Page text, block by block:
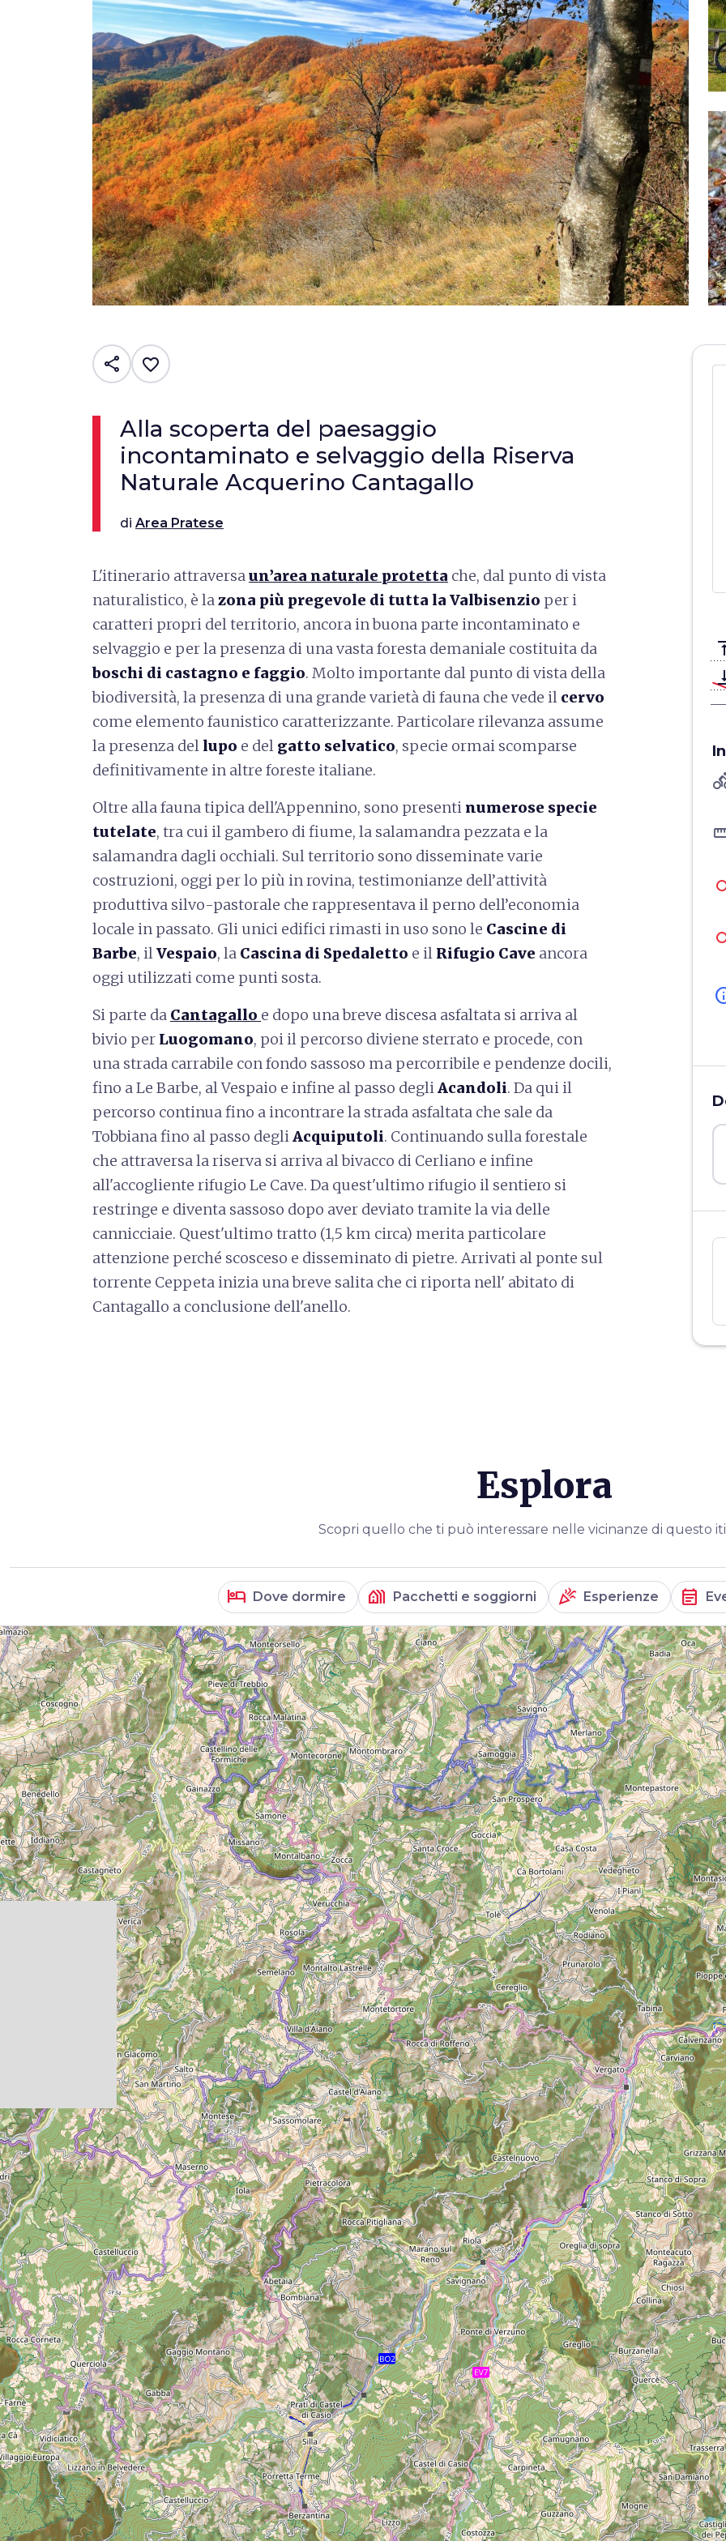
share favorite_border
Alla scoperta del paesaggio
incontaminato e selvaggio della Riserva
Naturale Acquerino Cantagallo
di Area Pratese
L'itinerario attraversaun’area naturale protetta che, dal punto di vista
naturalistico, è lazona più pregevole di tutta la Valbisenzio per i
caratteri propri del territorio, ancora in buona parte incontaminato e
selvaggio e per la presenza di una vasta foresta demaniale costituita da
boschi di castagno e faggio. Molto importante dal punto di vista della
biodiversità, la presenza di una grande varietà di fauna che vede il cervo
come elemento faunistico caratterizzante. Particolare rilevanza assume
la presenza dellupo e del gatto selvatico, specie ormai scomparse
definitivamente in altre foreste italiane.
Oltre alla fauna tipica dell'Appennino, sono presenti numerose specie
tutelate, tra cui il gambero di fiume, la salamandra pezzata e la
salamandra dagli occhiali. Sul territorio sono disseminate varie
costruzioni, oggi per lo più in rovina, testimonianze dell’attività
produttiva silvo-pastorale che rappresentava il perno dell’economia
locale in passato. Gli unici edifici rimasti in uso sono le Cascine di
Barbe, ilVespaio, la Cascina di Spedaletto e il Rifugio Cave ancora
oggi utilizzati come punti sosta.
Si parte da Cantagallo e dopo una breve discesa asfaltata si arriva al
bivio per Luogomano, poi il percorso diviene sterrato e procede, con
una strada carrabile con fondo sassoso ma percorribile e pendenze docili,
fino a Le Barbe, al Vespaio e infine al passo degliAcandoli. Da qui il
percorso continua fino a incontrare la strada asfaltata che sale da
Tobbiana fino al passo degliAcquiputoli. Continuando sulla forestale
che attraversa la riserva si arriva al bivacco di Cerliano e infine
all'accogliente rifugio Le Cave. Da quest'ultimo rifugio il sentiero si
restringe e diventa sassoso dopo aver deviato tramite la via delle
cannicciaie. Quest'ultimo tratto (1,5 km circa) merita particolare
attenzione perché scosceso e disseminato di pietre. Arrivati al ponte sul
torrente Ceppeta inizia una breve salita che ci riporta nell' abitato di
Cantagallo a conclusione dell'anello.
Esplora
Scopri quello che ti può interessare nelle vicinanze di questo
hotel Dove dormire holiday_village Pacchetti e soggiorni celebration Esperienze event_note